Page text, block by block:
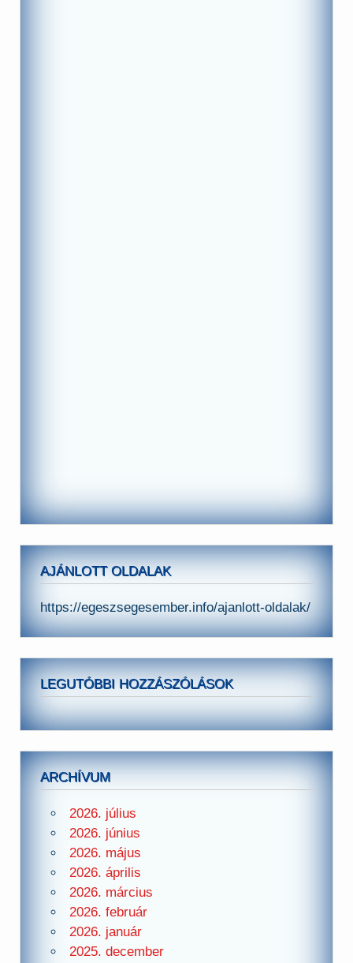
AJÁNLOTT OLDALAK
https://egeszsegesember.info/ajanlott-oldalak/
LEGUTÓBBI HOZZÁSZÓLÁSOK
ARCHÍVUM
2026. július
2026. június
2026. május
2026. április
2026. március
2026. február
2026. január
2025. december